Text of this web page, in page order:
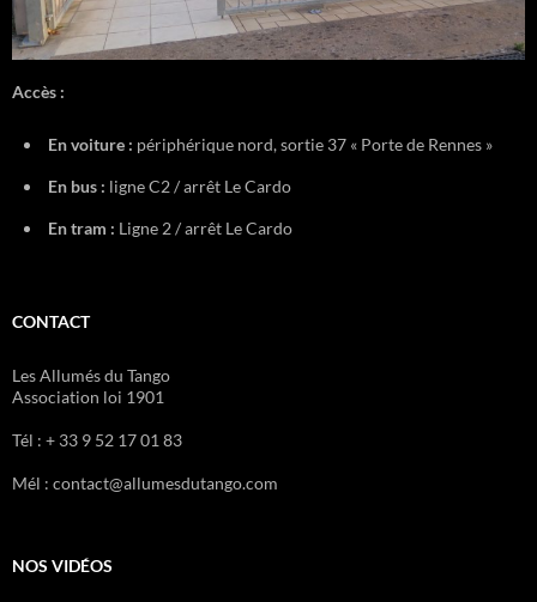
Accès :
En voiture : périphérique nord, sortie 37 « Porte de Rennes »
En bus : ligne C2 / arrêt Le Cardo
En tram : Ligne 2 / arrêt Le Cardo
CONTACT
Les Allumés du Tango
Association loi 1901
Tél : + 33 9 52 17 01 83
Mél : contact@allumesdutango.com
NOS VIDÉOS